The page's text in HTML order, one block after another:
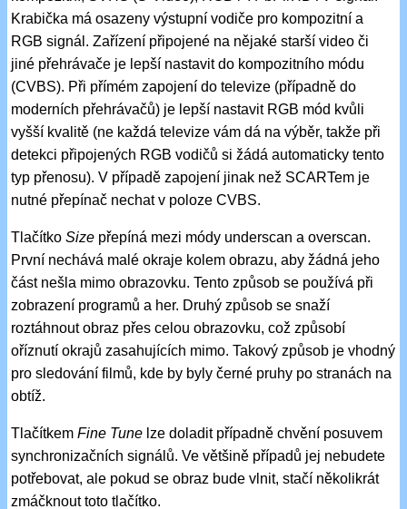
Krabička má osazeny výstupní vodiče pro kompozitní a
RGB signál. Zařízení připojené na nějaké starší video či
jiné přehrávače je lepší nastavit do kompozitního módu
(CVBS). Při přímém zapojení do televize (případně do
moderních přehrávačů) je lepší nastavit RGB mód kvůli
vyšší kvalitě (ne každá televize vám dá na výběr, takže při
detekci připojených RGB vodičů si žádá automaticky tento
typ přenosu). V případě zapojení jinak než SCARTem je
nutné přepínač nechat v poloze CVBS.
TlačítkoSize přepíná mezi módy underscan a overscan.
První nechává malé okraje kolem obrazu, aby žádná jeho
část nešla mimo obrazovku. Tento způsob se používá při
zobrazení programů a her. Druhý způsob se snaží
roztáhnout obraz přes celou obrazovku, což způsobí
oříznutí okrajů zasahujících mimo. Takový způsob je vhodný
pro sledování filmů, kde by byly černé pruhy po stranách na
obtíž.
TlačítkemFine Tune lze doladit případně chvění posuvem
synchronizačních signálů. Ve většině případů jej nebudete
potřebovat, ale pokud se obraz bude vlnit, stačí několikrát
zmáčknout toto tlačítko.